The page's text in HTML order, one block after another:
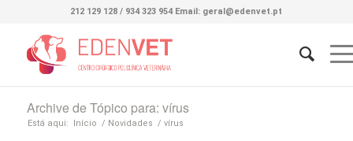
212 129 128 / 934 323 954 Email: geral@edenvet.pt
Archive de Tópico para: vírus
Está aqui: Início / Novidades / vírus